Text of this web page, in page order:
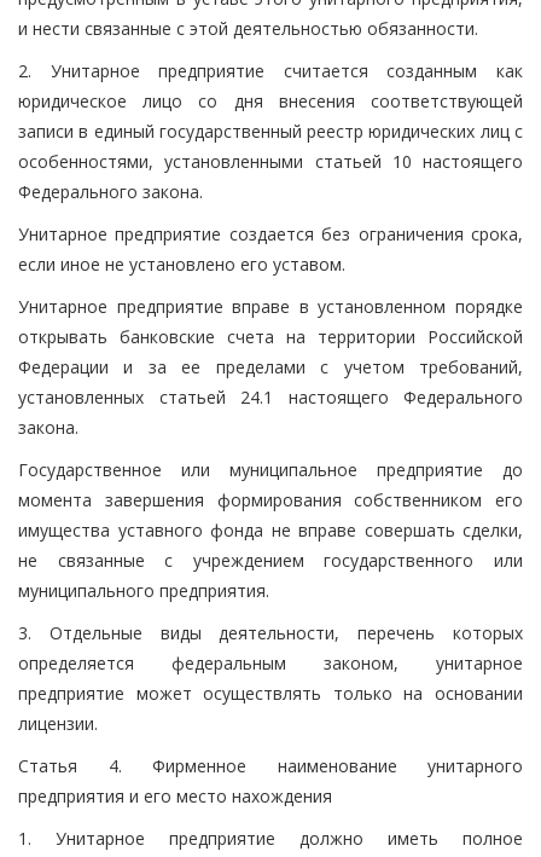
и нести связанные с этой деятельностью обязанности.
2. Унитарное предприятие считается созданным как
юридическое лицо со дня внесения соответствующей
записи в единый государственный реестр юридических лиц с
особенностями, установленными статьей 10 настоящего
Федерального закона.
Унитарное предприятие создается без ограничения срока,
если иное не установлено его уставом.
Унитарное предприятие вправе в установленном порядке
открывать банковские счета на территории Российской
Федерации и за ее пределами с учетом требований,
установленных статьей 24.1 настоящего Федерального
закона.
Государственное или муниципальное предприятие до
момента завершения формирования собственником его
имущества уставного фонда не вправе совершать сделки,
не связанные с учреждением государственного или
муниципального предприятия.
3. Отдельные виды деятельности, перечень которых
определяется федеральным законом, унитарное
предприятие может осуществлять только на основании
лицензии.
Статья 4. Фирменное наименование унитарного
предприятия и его место нахождения
1. Унитарное предприятие должно иметь полное